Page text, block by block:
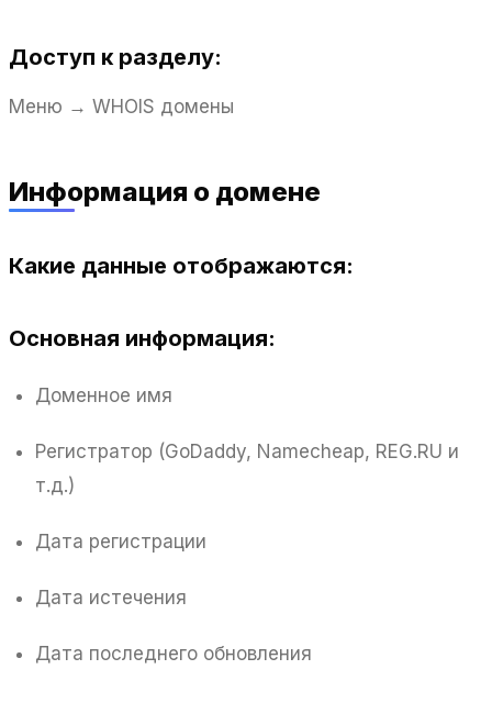
Доступ к разделу:
Меню → WHOIS домены
Информация о домене
Какие данные отображаются:
Основная информация:
Доменное имя
Регистратор (GoDaddy, Namecheap, REG.RU и
т.д.)
Дата регистрации
Дата истечения
Дата последнего обновления